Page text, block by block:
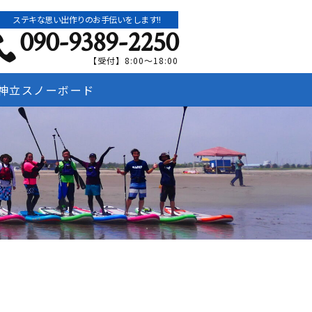
ステキな思い出作りのお手伝いをします!!
090-9389-2250
【受付】8:00～18:00
立スノーボード